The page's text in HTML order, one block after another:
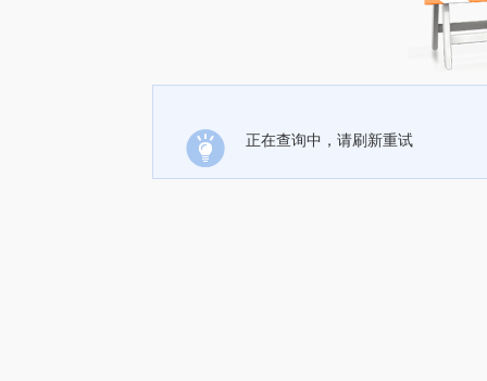
正在查询中，请刷新重试